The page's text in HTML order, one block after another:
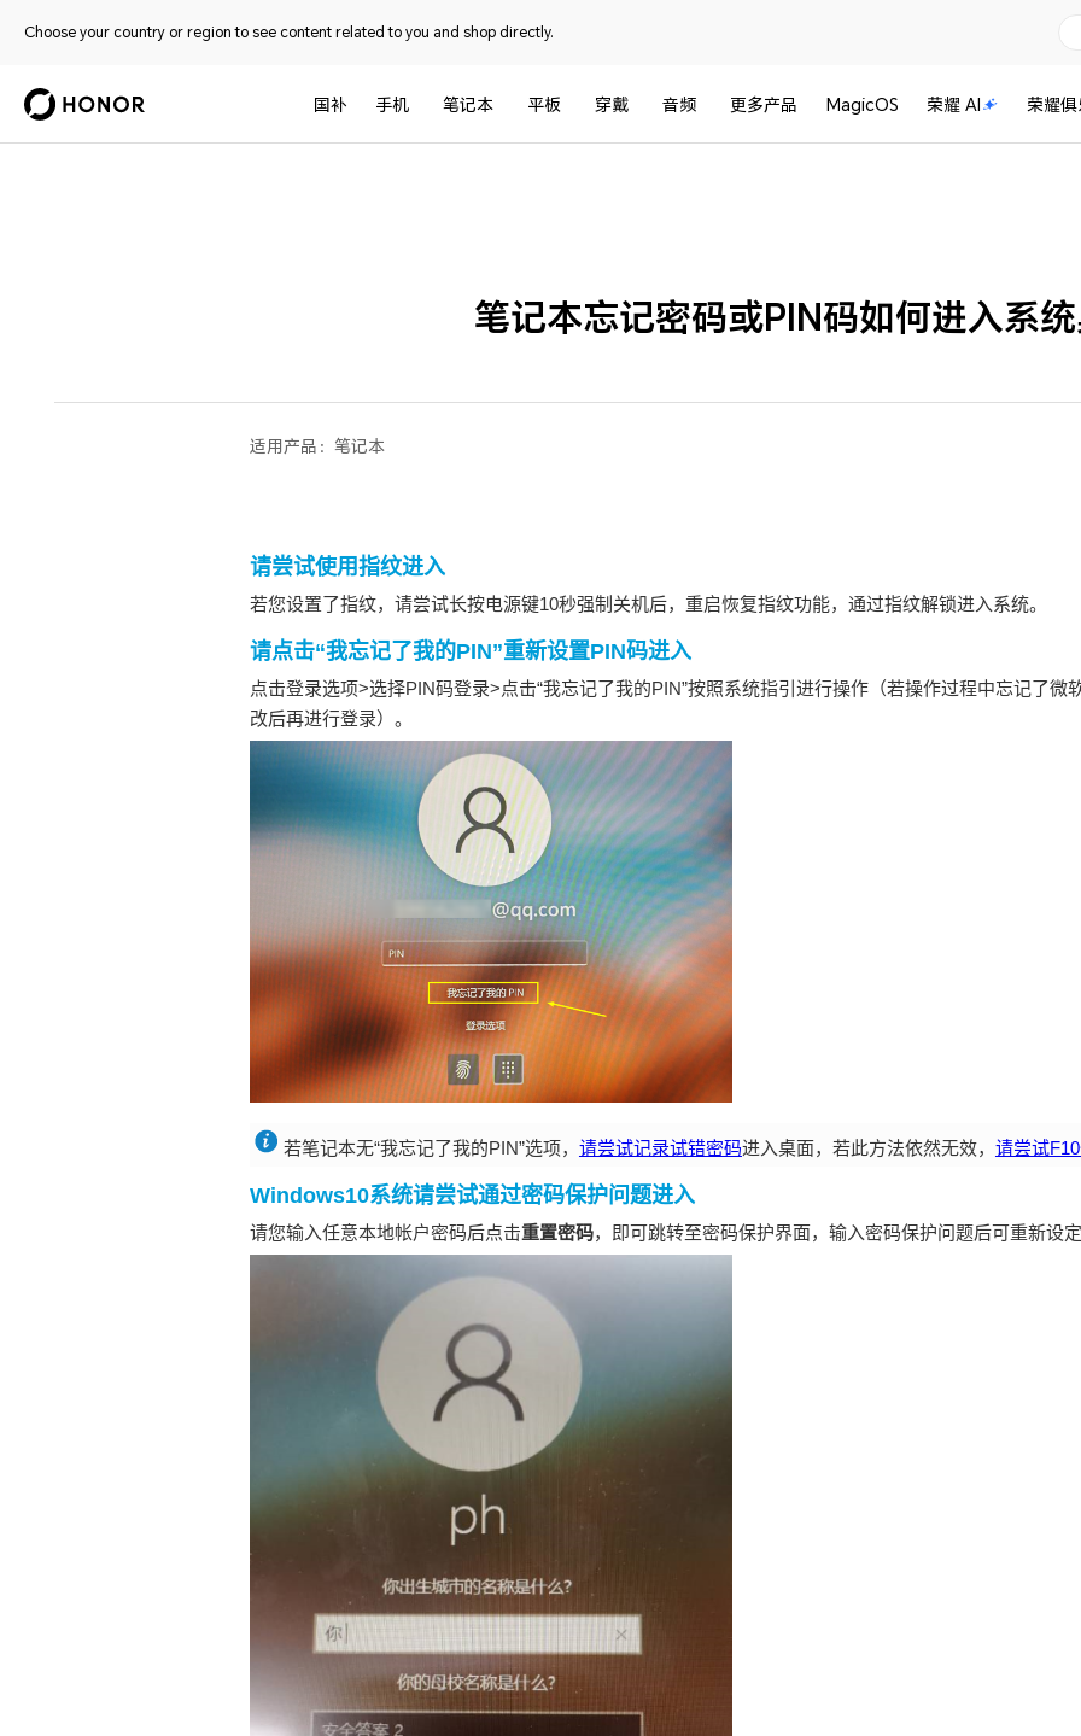
Choose your country or region to see content related to you and shop directly.
国补 手机 笔记本 平板 穿戴 音频 更多产品 MagicOS 荣耀 AI 荣耀
笔记本忘记密码或PIN码如何进入系
适用产品： 笔记本
请尝试使用指纹进入
若您设置了指纹，请尝试长按电源键10秒强制关机后，重启恢复指纹功能，通过指纹解锁进入系统。
请点击“我忘记了我的PIN”重新设置PIN码进入
点击登录选项>选择PIN码登录>点击“我忘记了我的PIN”按照系统指引进行操作（若操作过程中忘记了微
改后再进行登录）。
若笔记本无“我忘记了我的PIN”选项， 请尝试记录试错密码进入桌面，若此方法依然无效， 请尝试
Windows10系统请尝试通过密码保护问题进入
请您输入任意本地帐户密码后点击重置密码，即可跳转至密码保护界面，输入密码保护问题后可重新设